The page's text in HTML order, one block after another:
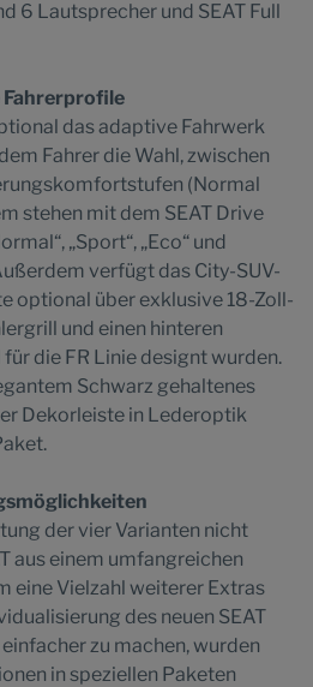
6 Lautsprecher und SEAT Full
Fahrerprofile
das adaptive Fahrwerk
Fahrer die Wahl, zwischen
(Normal
stehen mit dem SEAT Drive
„Sport“, „Eco“ und
verfügt das City-SUV-
optional über exklusive 18-Zoll-
und einen hinteren
die FR Linie designt wurden.
Schwarz gehaltenes
Dekorleiste in Lederoptik
der vier Varianten nicht
aus einem umfangreichen
eine Vielzahl weiterer Extras
des neuen SEAT
zu machen, wurden
in speziellen Paketen